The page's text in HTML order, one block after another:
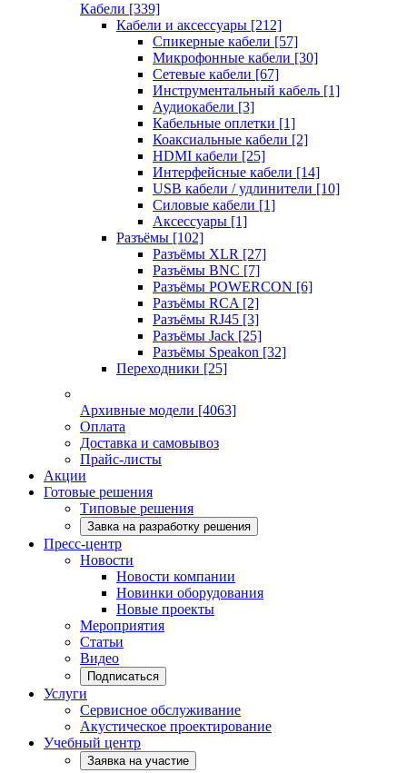
Кабели [339]
Кабели и аксессуары [212]
Спикерные кабели [57]
Микрофонные кабели [30]
Сетевые кабели [67]
Инструментальный кабель [1]
Аудиокабели [3]
Кабельные оплетки [1]
Коаксиальные кабели [2]
HDMI кабели [25]
Интерфейсные кабели [14]
USB кабели / удлинители [10]
Силовые кабели [1]
Аксессуары [1]
Разъёмы [102]
Разъёмы XLR [27]
Разъёмы BNC [7]
Разъёмы POWERCON [6]
Разъёмы RCA [2]
Разъёмы RJ45 [3]
Разъёмы Jack [25]
Разъёмы Speakon [32]
Переходники [25]
Архивные модели [4063]
Оплата
Доставка и самовывоз
Прайс-листы
Акции
Готовые решения
Типовые решения
Завка на разработку решения
Пресс-центр
Новости
Новости компании
Новинки оборудования
Новые проекты
Мероприятия
Статьи
Видео
Подписаться
Услуги
Сервисное обслуживание
Акустическое проектирование
Учебный центр
Заявка на участие